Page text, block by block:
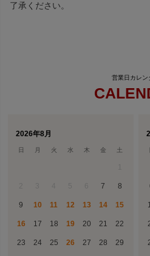
了承ください。
2026年8月
日 月 火 水 木 金 土
7 8
9 10 11 12 13 14 15
16 17 18 19 20 21 22
23 24 25 26 27 28 29